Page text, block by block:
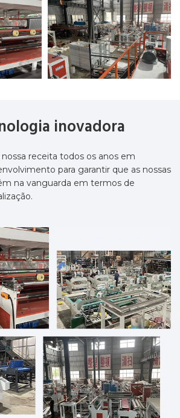
inovadora
receita todos os anos em
para garantir que as nossas
na vanguarda em termos de